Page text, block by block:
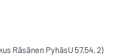
Räsänen PyhäsU 57,54, 2)